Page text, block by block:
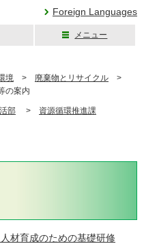
Foreign Languages
メニュー
境 > 廃棄物とリサイクル >
の案内
部 > 資源循環推進課
材育成のための基礎研修